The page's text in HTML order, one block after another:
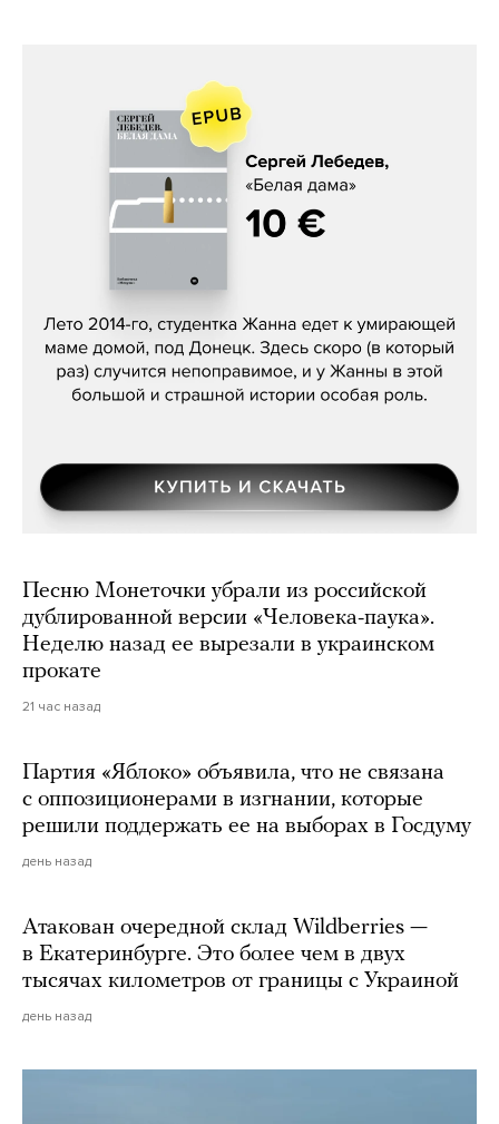
Сергей Лебедев, «Белая дама»
Песню Монеточки убрали из российской
дублированной версии «Человека-паука».
Неделю назад ее вырезали в украинском
прокате
21 час назад
Партия «Яблоко» объявила, что не связана
с оппозиционерами в изгнании, которые
решили поддержать ее на выборах в Госдуму
день назад
Атакован очередной склад Wildberries —
в Екатеринбурге. Это более чем в двух
тысячах километров от границы с Украиной
день назад